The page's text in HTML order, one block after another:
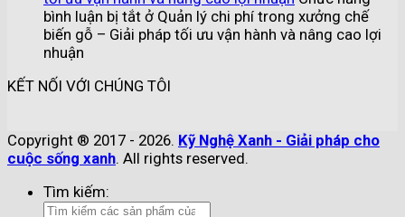
bình luận bị tắt ở Quản lý chi phí trong xưởng chế
biến gỗ – Giải pháp tối ưu vận hành và nâng cao lợi
nhuận
KẾT NỐI VỚI CHÚNG TÔI
Copyright ® 2017 - 2026. Kỹ Nghệ Xanh - Giải pháp cho
cuộc sống xanh. All rights reserved.
Tìm kiếm: